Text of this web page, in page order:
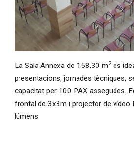
La Sala Annexa de 158,30 m2és
presentacions, jornades tècniques,
capacitat per 100 PAX assegudes.
frontal de 3x3m i projector de vídeo
lúmens